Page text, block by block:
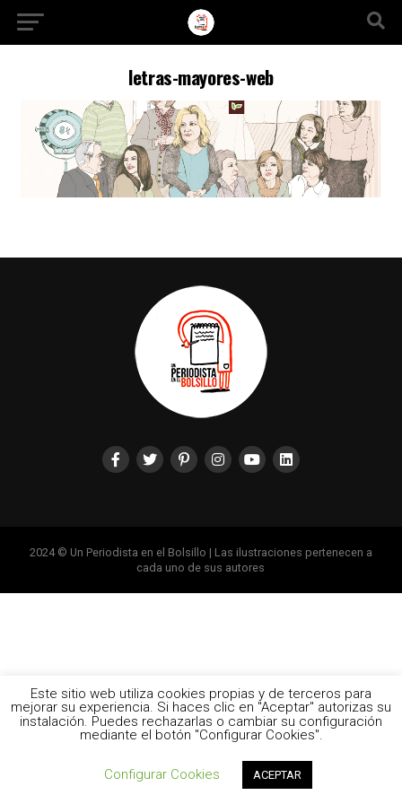
letras-mayores-web
2024 © Un Periodista en el Bolsillo | Las ilustraciones pertenecen a
cada uno de sus autores
Este sitio web utiliza cookies propias y de terceros para
mejorar su experiencia. Si haces clic en "Aceptar" autorizas su
instalación. Puedes rechazarlas o cambiar su configuración
mediante el botón "Configurar Cookies".
Configurar Cookies ACEPTAR
Ir a la versión móvil